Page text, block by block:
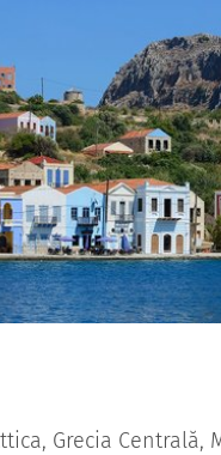
Grecia Centrală,